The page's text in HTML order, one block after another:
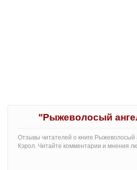
"Рыжеволосый
Отзывы читателей о книге Рыжеволосый
Кэрол. Читайте комментарии и мнения